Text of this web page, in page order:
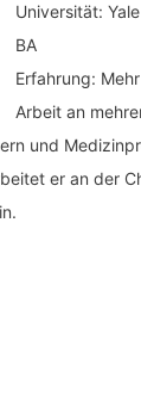
Universität:
BA
Erfahrung:
Arbeit an
und
er an der